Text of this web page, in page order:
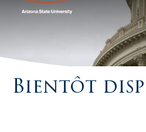
Bientôt